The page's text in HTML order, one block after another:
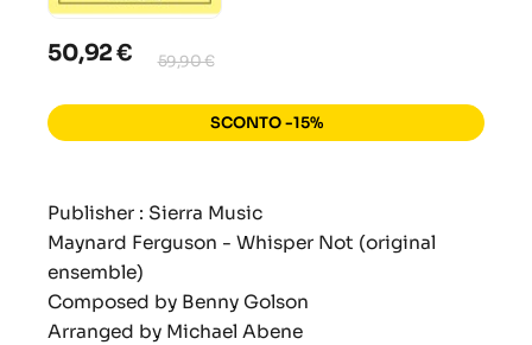
50,92 € 59,90 €
SCONTO -15%
Publisher : Sierra Music
Maynard Ferguson - Whisper Not (original
ensemble)
Composed by Benny Golson
Arranged by Michael Abene